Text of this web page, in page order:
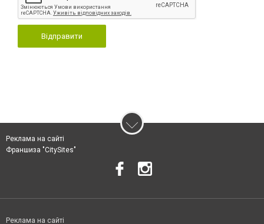
Відправити
Реклама на сайті
Франшиза "CitySites"
Реклама на сайті